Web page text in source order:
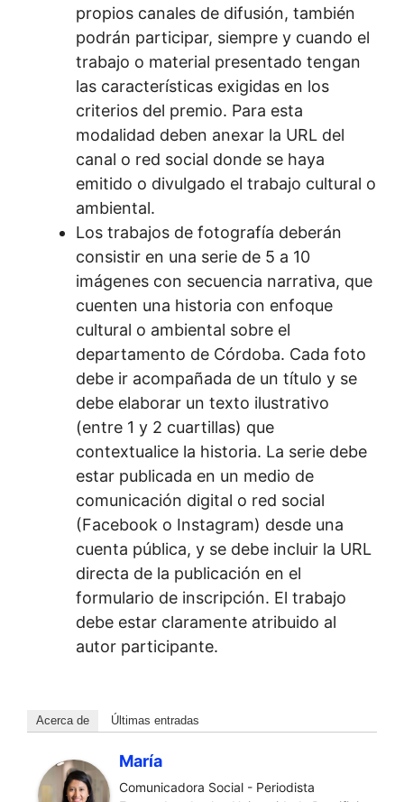
propios canales de difusión, también
podrán participar, siempre y cuando el
trabajo o material presentado tengan
las características exigidas en los
criterios del premio. Para esta
modalidad deben anexar la URL del
canal o red social donde se haya
emitido o divulgado el trabajo cultural o
ambiental.
Los trabajos de fotografía deberán
consistir en una serie de 5 a 10
imágenes con secuencia narrativa, que
cuenten una historia con enfoque
cultural o ambiental sobre el
departamento de Córdoba. Cada foto
debe ir acompañada de un título y se
debe elaborar un texto ilustrativo
(entre 1 y 2 cuartillas) que
contextualice la historia. La serie debe
estar publicada en un medio de
comunicación digital o red social
(Facebook o Instagram) desde una
cuenta pública, y se debe incluir la URL
directa de la publicación en el
formulario de inscripción. El trabajo
debe estar claramente atribuido al
autor participante.
Acerca de Últimas entradas
María
Comunicadora Social - Periodista